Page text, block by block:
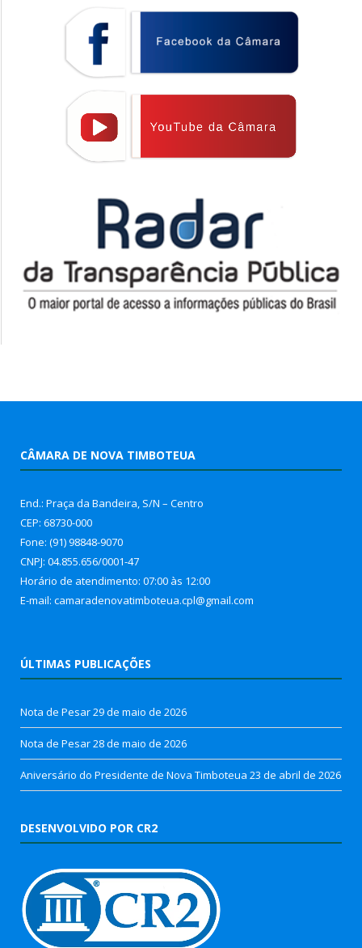
CÂMARA DE NOVA TIMBOTEUA
End.: Praça da Bandeira, S/N – Centro
CEP: 68730-000
Fone: (91) 98848-9070
CNPJ: 04.855.656/0001-47
Horário de atendimento: 07:00 às 12:00
E-mail: camaradenovatimboteua.cpl@gmail.com
ÚLTIMAS PUBLICAÇÕES
Nota de Pesar29 de maio de 2026
Nota de Pesar28 de maio de 2026
Aniversário do Presidente de Nova Timboteua 23 de abril de 2026
DESENVOLVIDO POR CR2